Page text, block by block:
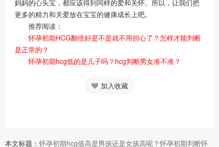
妈妈的心头宝，都应该得到同样的爱和关怀。所以，让我们把
更多的精力和关爱放在宝宝的健康成长上吧。
推荐阅读：
怀孕初期HCG翻倍好是不是就不用担心了？怎样才能判断
是正常的？
怀孕初期hcg低的是儿子吗？hcg判断男女准不准？
加入收藏
本文标题：怀孕初期hcg值高是男孩还是女孩高呢？怀孕初期判断怀